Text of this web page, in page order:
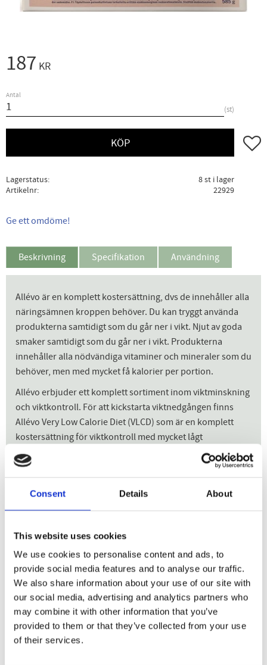
Consent Details About
This website uses cookies
We use cookies to personalise content and ads, to
provide social media features and to analyse our traffic.
We also share information about your use of our site with
our social media, advertising and analytics partners who
may combine it with other information that you’ve
provided to them or that they’ve collected from your use
of their services.
187 KR
Antal
st
KÖP Lägg
Lagerstatus
8 st i lager
Artikelnr
22929
Ge ett omdöme!
Beskrivning Specifikation Användning
Allévo är en komplett kostersättning, dvs de innehåller alla
näringsämnen kroppen behöver. Du kan tryggt använda
produkterna samtidigt som du går ner i vikt. Njut av goda
smaker samtidigt som du går ner i vikt. Produkterna
innehåller alla nödvändiga vitaminer och mineraler som du
behöver, men med mycket få kalorier per portion.
Allévo erbjuder ett komplett sortiment inom viktminskning
och viktkontroll. För att kickstarta viktnedgången finns
Allévo Very Low Calorie Diet (VLCD) som är en komplett
kostersättning för viktkontroll med mycket lågt
energiinnehåll.
För en kickstart, gör så här: Ersätt alla dagens måltider med
5 portioner Allévo VLCD. Det är viktigt att du tar alla
och varianter som du vill – det finns shakes, soppor och
tillverkade i Sverige.
Allévo VLCD är endast avsedd för friska vuxna med övervikt
eller fetma som har för avsikt att gå ned i vikt. Kan
användas upp till åtta veckor utan rådgivning från hälso-
eller sjukvårdspersonal. Produkterna bör inte användas av
gravida eller ammande kvinnor, barn, ungdomar eller